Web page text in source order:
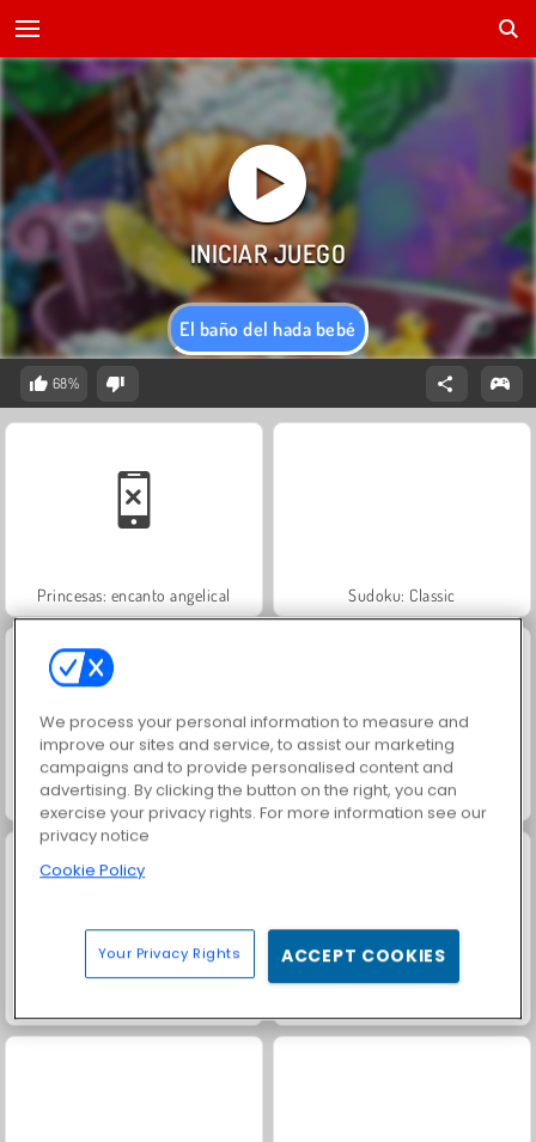
El baño del hada bebé
68%
Princesas: encanto angelical Sudoku: Classic
Princesa: evento de moda primaveral Loli: creando estrellas de rock
We process your personal information to measure and
improve our sites and service, to assist our marketing
campaigns and to provide personalised content and
advertising. By clicking the button on the right, you can
exercise your privacy rights. For more information see our
privacy notice
Cookie Policy
Your Privacy Rights ACCEPT COOKIES